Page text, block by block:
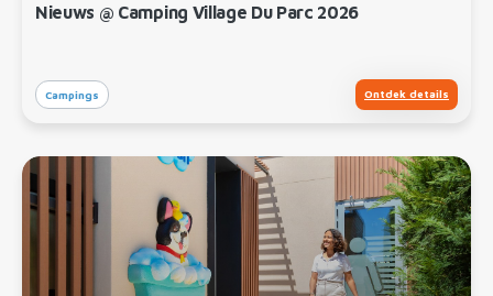
Nieuws @ Camping Village Du Parc 2026
Campings Ontdek details